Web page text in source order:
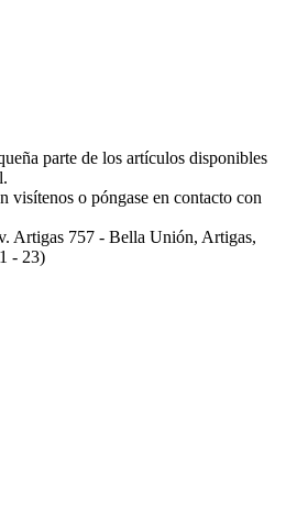
parte de los artículos disponibles
visítenos o póngase en contacto con
Artigas 757 - Bella Unión, Artigas,
- 23)